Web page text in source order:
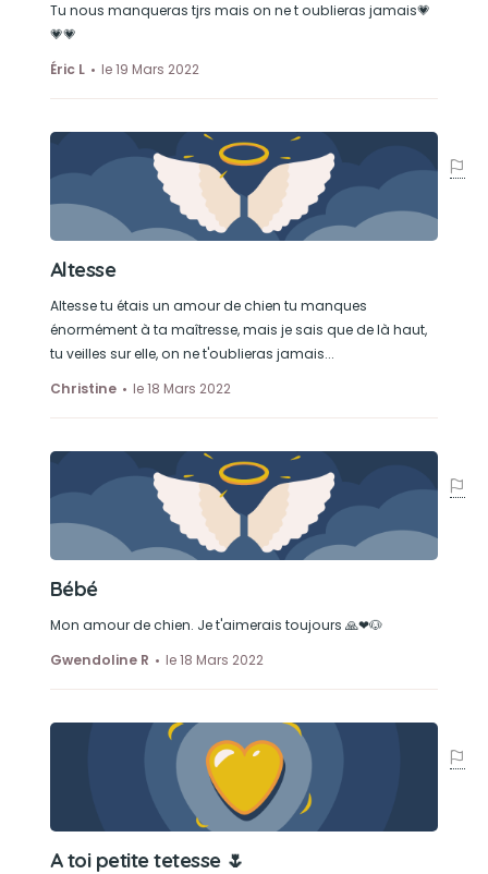
Tu nous manqueras tjrs mais on ne t oublieras jamais💗
💗💗
Éric L
le 19 Mars 2022
Altesse
Altesse tu étais un amour de chien tu manques
énormément à ta maîtresse, mais je sais que de là haut,
tu veilles sur elle, on ne t'oublieras jamais...
Christine
le 18 Mars 2022
Bébé
Mon amour de chien. Je t'aimerais toujours 🙏❤🐶
Gwendoline R
le 18 Mars 2022
A toi petite tetesse 🌷